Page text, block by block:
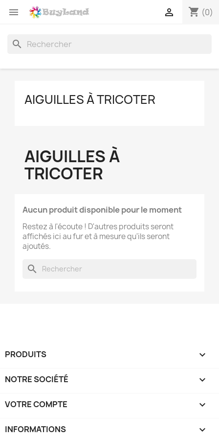
 shopping_cart (0)

search
AIGUILLES À TRICOTER
AIGUILLES À
TRICOTER
Aucun produit disponible pour le moment
Restez à l'écoute ! D'autres produits seront
affichés ici au fur et à mesure qu'ils seront
ajoutés.
search
PRODUITS 
NOTRE SOCIÉTÉ 
VOTRE COMPTE 
INFORMATIONS keyboard_arrow_down